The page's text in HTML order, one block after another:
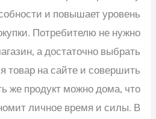
и повышает уровень
Потребителю не нужно
а достаточно выбрать
товар на сайте и совершить
же продукт можно дома, что
личное время и силы. В